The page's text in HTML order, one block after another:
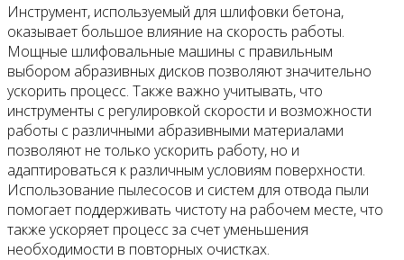
Инструмент, используемый для шлифовки бетона,
оказывает большое влияние на скорость работы.
Мощные шлифовальные машины с правильным
выбором абразивных дисков позволяют значительно
ускорить процесс. Также важно учитывать, что
инструменты с регулировкой скорости и возможности
работы с различными абразивными материалами
позволяют не только ускорить работу, но и
адаптироваться к различным условиям поверхности.
Использование пылесосов и систем для отвода пыли
помогает поддерживать чистоту на рабочем месте, что
также ускоряет процесс за счет уменьшения
необходимости в повторных очистках.